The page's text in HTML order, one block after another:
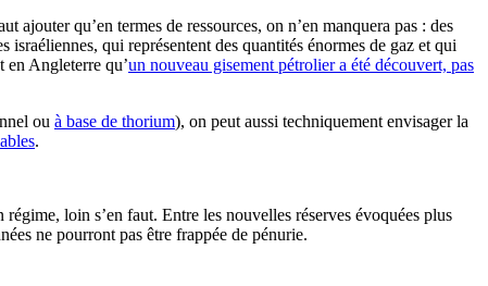
ajouter qu’en termes de ressources, on n’en manquera pas : des
qui représentent des quantités énormes de gaz et qui
en Angleterre qu’un nouveau gisement pétrolier a été découvert, pas
ou à base de thorium), on peut aussi techniquement envisager la
.
loin s’en faut. Entre les nouvelles réserves évoquées plus
ne pourront pas être frappée de pénurie.